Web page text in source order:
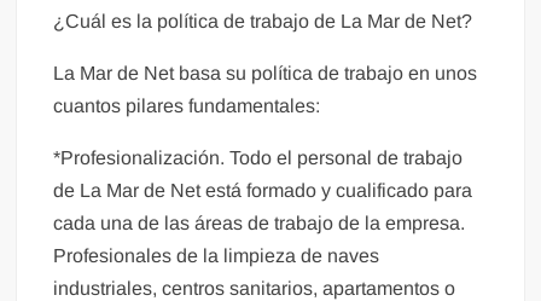
¿Cuál es la política de trabajo de La Mar de Net?
La Mar de Net basa su política de trabajo en unos
cuantos pilares fundamentales:
*Profesionalización. Todo el personal de trabajo
de La Mar de Net está formado y cualificado para
cada una de las áreas de trabajo de la empresa.
Profesionales de la limpieza de naves
industriales, centros sanitarios, apartamentos o